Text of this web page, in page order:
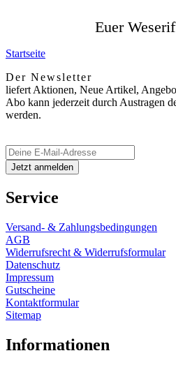
Euer
Startseite
Der Newsletter
liefert Aktionen, Neue Artikel,
Abo kann jederzeit durch Austragen
werden.
Service
Versand- & Zahlungsbedingungen
AGB
Widerrufsrecht & Widerrufsformular
Datenschutz
Impressum
Gutscheine
Kontaktformular
Sitemap
Informationen